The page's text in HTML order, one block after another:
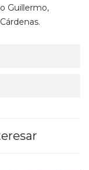
Guillermo,